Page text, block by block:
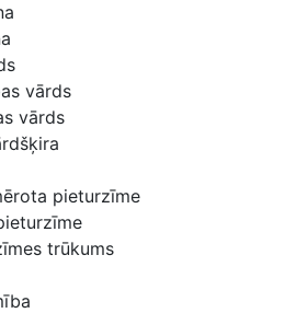
vārds
vārds
pieturzīme
trūkums